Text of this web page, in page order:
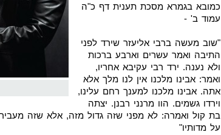
כמובא בגמרא מסכת תענית דף כ"ה
עמוד ב' -
"שוב מעשה ברבי אליעזר שירד לפני
התיבה ואמר עשרים וארבע ברכות
ולא נענה. ירד רבי עקיבא אחריו,
ואמר: אבינו מלכנו אין לנו מלך אלא
אתה. אבינו מלכנו למענך רחם עלינו,
וירדו גשמים. הוו מרנני רבנן. יצתה
בת קול ואמרה: לא מפני שזה גדול מזה, אלא שזה מעביר
על מדותיו"